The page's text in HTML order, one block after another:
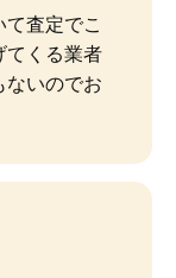
査定でこ
てくる業者
ないのでお